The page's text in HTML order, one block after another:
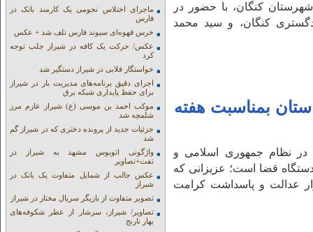
کنگان، با حضور در
کنگان، و سید محمد
بمناسبت هفته
در نظام جمهوری اسلامی و
قضا است؛ عزیزانی که
عدالت و پاسداشت کرامت
ماجرای اختلاس نجومی یک کارمند بانک در
فارس
خرس قهوه‌ای سیوند فارس تلف شد + عکس
عکس/ حرکت یک کافه در شیراز جلب توجه
کرد
خواستگار قلابی در شیراز دستگیر شد
اجرای دقیق برنامه‌های مدیریت بار در شیراز
برای حفظ پایداری شبکه برق
موکب احمد بن موسی (ع) شیراز عازم مرز
شلمچه شد
جزئیات جدید از پرونده دختری که در شیراز گم
شد
واژگونی اتوبوس مشهد به شیراز در
تفت+تصاویر
عکس جالب از شمایل متفاوت یک بانک در
شیراز
تصویر متفاوت از بازیگر سریال مختار در شیراز
تصاویر/ شیراز، سرشار از عطر شکوفه‌های
بهار نارنج